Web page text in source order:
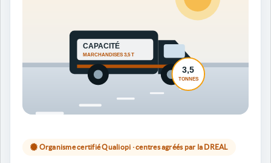
Organisme certifié Qualiopi · centres agréés par la DREAL